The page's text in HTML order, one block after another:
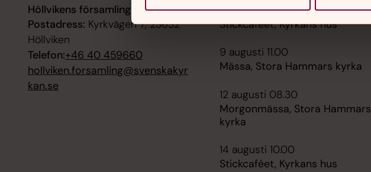
Höllvikens församling
Postadress: Kyrkvägen 7, 23632
Höllviken
Telefon:+46 40 459660
hollviken.forsamling@svenskakyr
kan.se
7 augusti 10.00
Stickcaféet, Kyrkans hus
9 augusti 11.00
Mässa, Stora Hammars kyrka
12 augusti 08.30
Morgonmässa, Stora Hammars
kyrka
14 augusti 10.00
Stickcaféet, Kyrkans hus